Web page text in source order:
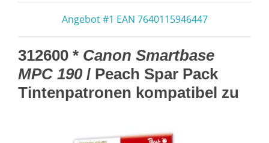
Angebot #1 EAN 7640115946447
312600 * Canon Smartbase
MPC 190/ Peach Spar Pack
Tintenpatronen kompatibel zu